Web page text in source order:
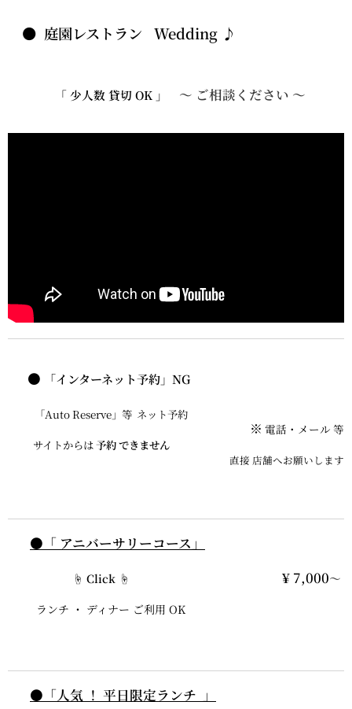
● 庭園レストラン Wedding ♪
「 少人数 貸切 OK 」 ～ ご相談ください ～
● 「インターネット予約」 NG
「Auto Reserve」等 ネット予約
サイトからは予約 できません
※ 電話・メール 等
直接 店舗へお願いします
●「 アニバーサリーコース」
☝ Click ☝
ランチ ・ ディナー ご利用 OK
¥ 7,000～
●「人気 ！ 平日限定ランチ 」